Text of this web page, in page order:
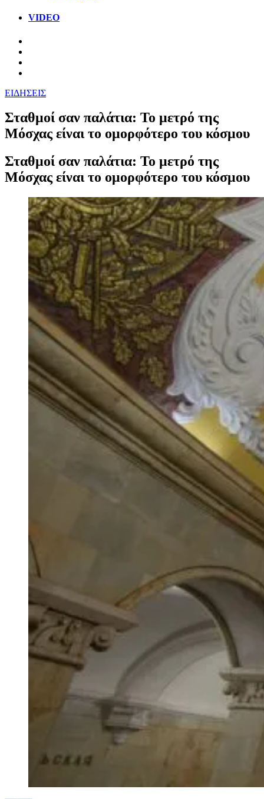
VIDEO
ΕΙΔΗΣΕΙΣ
Σταθμοί σαν παλάτια: Το μετρό της
Μόσχας είναι το ομορφότερο του κόσμου
Σταθμοί σαν παλάτια: Το μετρό της
Μόσχας είναι το ομορφότερο του κόσμου